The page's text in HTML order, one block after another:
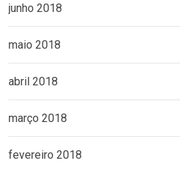
junho 2018
maio 2018
abril 2018
março 2018
fevereiro 2018